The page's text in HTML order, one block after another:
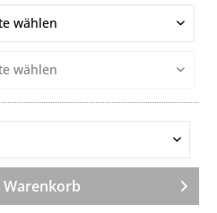
Warenkorb